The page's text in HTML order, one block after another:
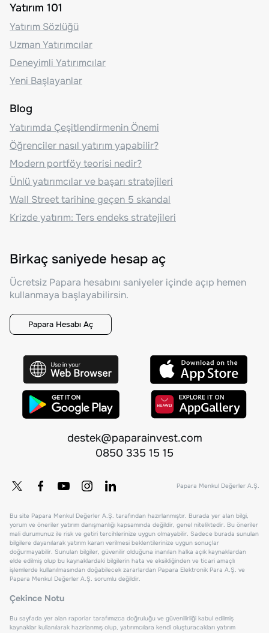
Yatırım 101
Yatırım Sözlüğü
Uzman Yatırımcılar
Deneyimli Yatırımcılar
Yeni Başlayanlar
Blog
Yatırımda Çeşitlendirmenin Önemi
Öğrenciler nasıl yatırım yapabilir?
Modern portföy teorisi nedir?
Ünlü yatırımcılar ve başarı stratejileri
Wall Street tarihine geçen 5 skandal
Krizde yatırım: Ters endeks stratejileri
Birkaç saniyede hesap aç
Ücretsiz Papara hesabını saniyeler içinde açıp hemen
kullanmaya başlayabilirsin.
Papara Hesabı Aç
destek@paparainvest.com
0850 335 15 15
Papara Menkul Değerler A.Ş.
Bu site Papara Menkul Değerler A.Ş. tarafından hazırlanmıştır. Burada yer alan bilgi,
yorum ve öneriler yatırım danışmanlığı kapsamında değildir, genel niteliktedir. Bu öneriler
mali durumunuz ile risk ve getiri tercihlerinize uygun olmayabilir. Sadece burada sunulan
bilgilere dayanılarak yatırım kararı verilmesi beklentilerinize uygun sonuçlar
doğurmayabilir. Sunulan bilgiler, güvenilir olduğuna inanılan halka açık kaynaklardan
elde edilmiş olup bu kaynaklardaki bilgilerin hata ve eksikliğinden ve ticari amaçlı
işlemlerde kullanılmasından doğabilecek zararlardan Papara Elektronik Para A.Ş. ve
Papara Menkul Değerler A.Ş. sorumlu değildir.
Çekince Notu
Bu sayfada yer alan raporlar tarafımızca doğruluğu ve güvenilirliği kabul edilmiş
kaynaklar kullanılarak hazırlanmış olup, yatırımcılara kendi oluşturacakları yatırım